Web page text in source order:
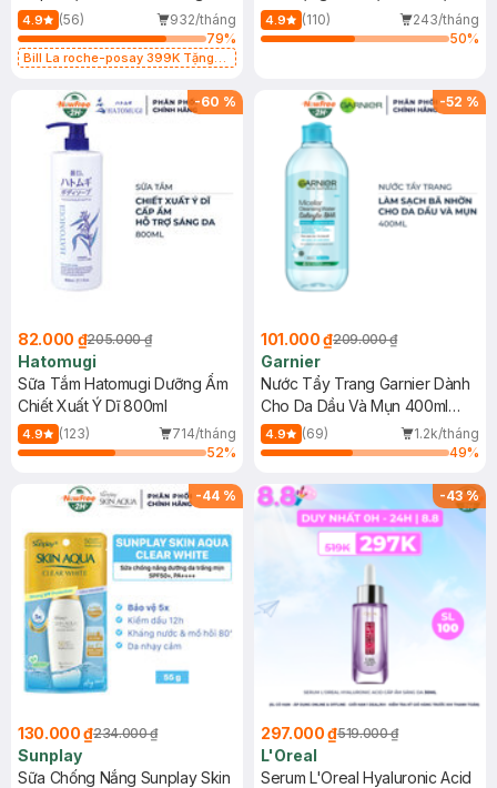
Dụng 40ml
4.9 (56)
932/tháng
79%
Bill La roche-posay 399K Tặng
(SL có hạn)
40ml
4.9 (110)
243/tháng
50%
-60 %
82.000 ₫205.000 ₫
Hatomugi
Sữa Tắm Hatomugi Dưỡng Ẩm
Chiết Xuất Ý Dĩ 800ml
4.9 (123)
714/tháng
52%
-52 %
101.000 ₫209.000 ₫
Garnier
Nước Tẩy Trang Garnier Dành
Cho Da Dầu Và Mụn 400ml
(Mới)
4.9 (69)
1.2k/tháng
49%
-44 %
130.000 ₫234.000 ₫
Sunplay
Sữa Chống Nắng Sunplay Skin
-43%
297.000 ₫519.000 ₫
L'Oreal
Serum L'Oreal Hyaluronic Acid